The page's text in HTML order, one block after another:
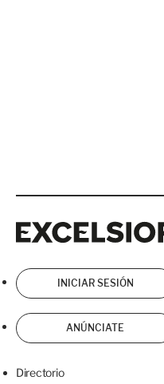
INICIAR SESIÓN
ANÚNCIATE
Directorio